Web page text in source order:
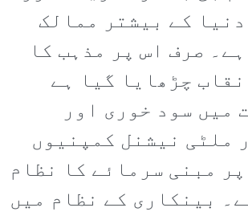
کے بیشتر ممالک
صرف اس پر مذہب کا
چڑھایا گیا ہے
میں سود خوری اور
ملٹی نیشنل کمپنیوں
مبنی سرمائے کا نظام
بینکاری کے نظام میں